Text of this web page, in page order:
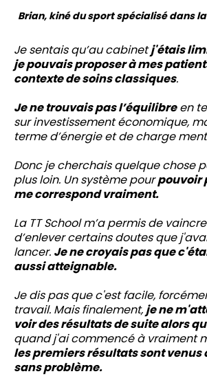
Brian, kiné du sport spécialisé dans
Je sentais qu’au cabinetj'étais
je pouvais proposer à mes
contexte de soins classiques.
Je ne trouvais pas l’équilibreen
sur investissement économique,
terme d’énergie et de charge
Donc je cherchais quelque chose
plus loin. Un système pourpouvoir
me correspond vraiment.
La TT School m’a permis de
d’enlever certains doutes que
lancer. Je ne croyais pas que
aussi atteignable.
Je dis pas que c'est facile,
travail. Mais finalement, je ne
voir des résultats de suite alors
quand j'ai commencé à vraiment
les premiers résultats sont venus
sans problème.